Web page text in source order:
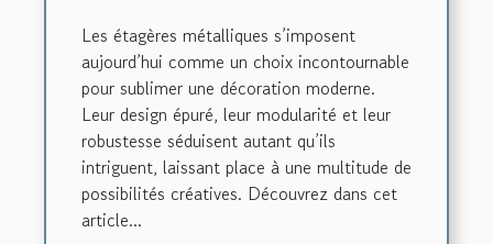
moderne ?
Les étagères métalliques s’imposent
aujourd’hui comme un choix incontournable
pour sublimer une décoration moderne.
Leur design épuré, leur modularité et leur
robustesse séduisent autant qu’ils
intriguent, laissant place à une multitude de
possibilités créatives. Découvrez dans cet
article...